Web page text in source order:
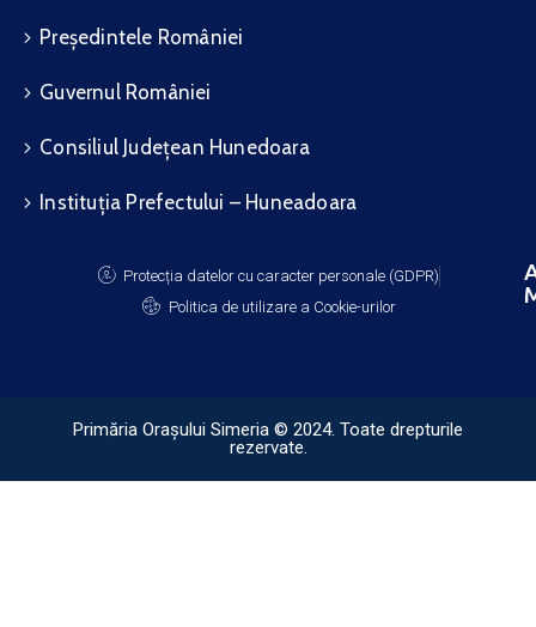
Președintele României
Guvernul României
Consiliul Județean Hunedoara
Instituția Prefectului – Huneadoara
Protecția datelor cu caracter personale (GDPR)
Politica de utilizare a Cookie-urilor
Primăria Orașului Simeria © 2024. Toate drepturile
rezervate.